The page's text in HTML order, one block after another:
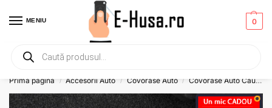
MENIU 0
Primesti un mic
Prima pagină / Accesorii Auto / Covorase Auto / Covorase Auto Cauciuc